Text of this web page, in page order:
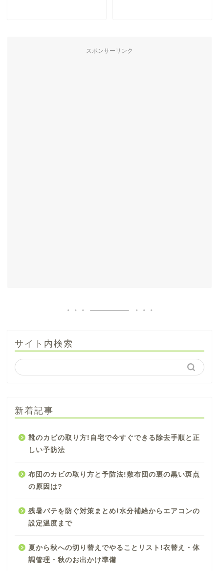
スポンサーリンク
サイト内検索
新着記事
靴のカビの取り方!自宅で今すぐできる除去手順と正
しい予防法
布団のカビの取り方と予防法!敷布団の裏の黒い斑点
の原因は?
残暑バテを防ぐ対策まとめ!水分補給からエアコンの
設定温度まで
夏から秋への切り替えでやることリスト!衣替え・体
調管理・秋のお出かけ準備